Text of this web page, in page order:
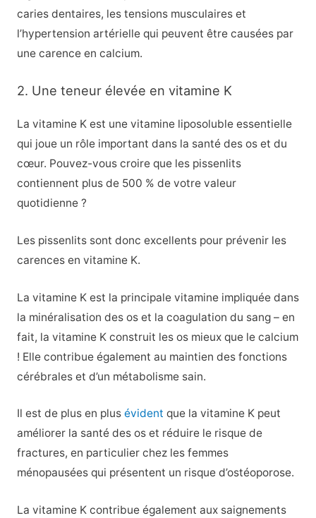
caries dentaires, les tensions musculaires et
l’hypertension artérielle qui peuvent être causées par
une carence en calcium.
2. Une teneur élevée en vitamine K
La vitamine K est une vitamine liposoluble essentielle
qui joue un rôle important dans la santé des os et du
cœur. Pouvez-vous croire que les pissenlits
contiennent plus de 500 % de votre valeur
quotidienne ?
Les pissenlits sont donc excellents pour prévenir les
carences en vitamine K.
La vitamine K est la principale vitamine impliquée dans
la minéralisation des os et la coagulation du sang – en
fait, la vitamine K construit les os mieux que le calcium
! Elle contribue également au maintien des fonctions
cérébrales et d’un métabolisme sain.
Il est de plus en plus évident que la vitamine K peut
améliorer la santé des os et réduire le risque de
fractures, en particulier chez les femmes
ménopausées qui présentent un risque d’ostéoporose.
La vitamine K contribue également aux saignements